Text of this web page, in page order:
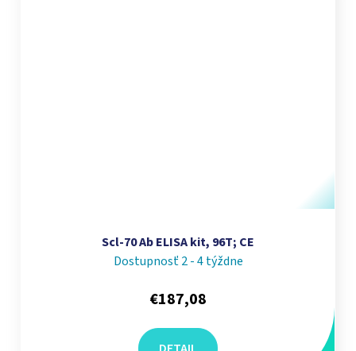
Scl-70 Ab ELISA kit, 96T; CE
Dostupnosť 2 - 4 týždne
€187,08